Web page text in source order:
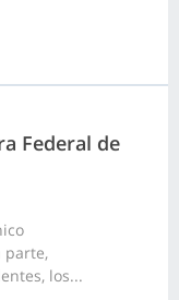
Federal de
parte,
los...